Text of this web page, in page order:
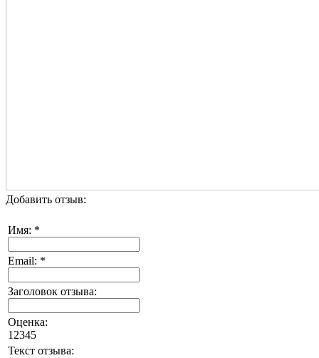
Добавить отзыв:
Имя: *
Email: *
Заголовок отзыва:
Оценка:
1 2345
Текст отзыва: